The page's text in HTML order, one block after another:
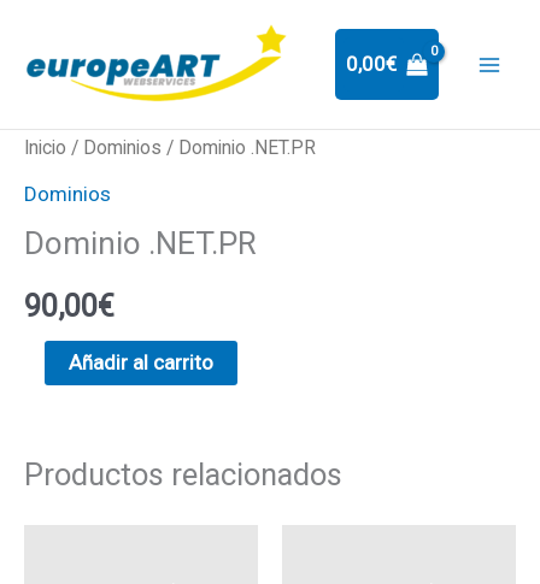
contenido
0,00€
Inicio / Dominios / Dominio .NET.PR
Dominios
Dominio .NET.PR
90,00€
Dominio
.NET.PR
Añadir al carrito
Productos relacionados